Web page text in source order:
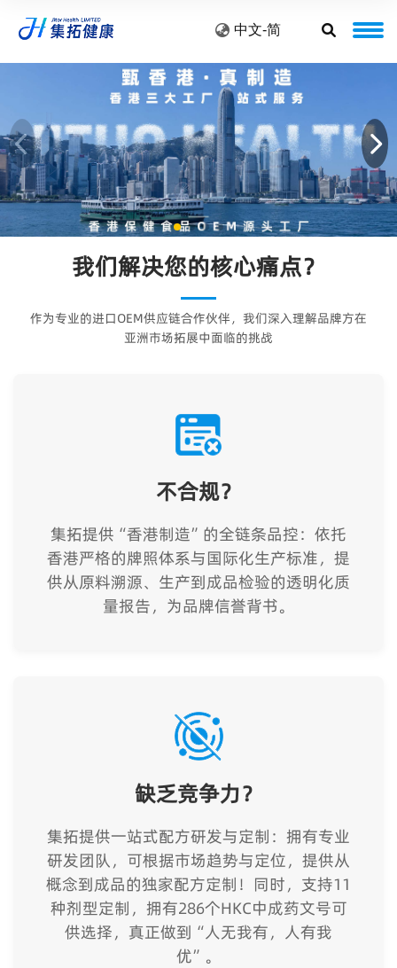
中文-简
我们解决您的核心痛点？
作为专业的进口OEM供应链合作伙伴，我们深入理解品牌方在
亚洲市场拓展中面临的挑战
不合规？
集拓提供“香港制造”的全链条品控：依托
香港严格的牌照体系与国际化生产标准，提
供从原料溯源、生产到成品检验的透明化质
量报告，为品牌信誉背书。
缺乏竞争力？
集拓提供一站式配方研发与定制：拥有专业
研发团队，可根据市场趋势与定位，提供从
概念到成品的独家配方定制！同时，支持11
种剂型定制，拥有286个HKC中成药文号可
供选择，真正做到“人无我有，人有我
优”。